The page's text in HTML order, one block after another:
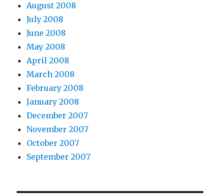
August 2008
July 2008
June 2008
May 2008
April 2008
March 2008
February 2008
January 2008
December 2007
November 2007
October 2007
September 2007